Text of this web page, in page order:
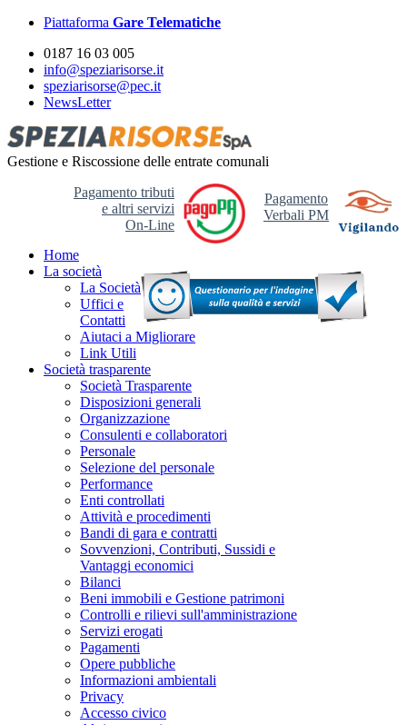
Piattaforma Gare Telematiche
0187 16 03 005
info@speziarisorse.it
speziarisorse@pec.it
NewsLetter
Gestione e Riscossione delle entrate comunali
Pagamento
Verbali PM
Pagamento tributi
e altri servizi
On-Line
Home
La società
La Società
Uffici e
Contatti
Aiutaci a Migliorare
Link Utili
Società trasparente
Società Trasparente
Disposizioni generali
Organizzazione
Consulenti e collaboratori
Personale
Selezione del personale
Performance
Enti controllati
Attività e procedimenti
Bandi di gara e contratti
Sovvenzioni, Contributi, Sussidi e
Vantaggi economici
Bilanci
Beni immobili e Gestione patrimoni
Controlli e rilievi sull'amministrazione
Servizi erogati
Pagamenti
Opere pubbliche
Informazioni ambientali
Privacy
Accesso civico